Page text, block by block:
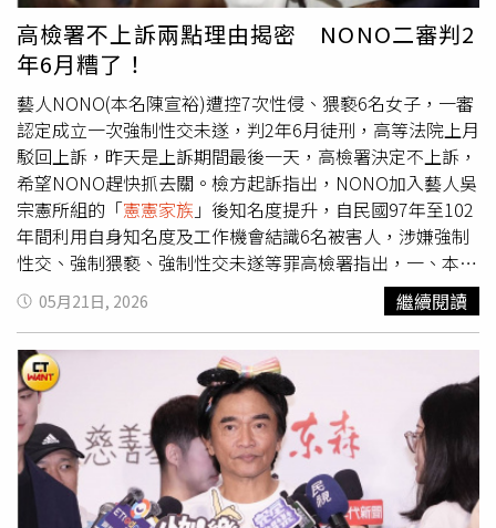
克。她透露，送醫時血壓一度驟降至30多，多重器官功能受
到影響，必須緊急接受洗腎治療搶命。面對「葉克膜」、
「洗腎」、「插管」等關鍵字接連出現，雖努力保持清醒，
仍難敵劇烈疼痛與極度虛弱，隨後被送進加護病房搶救。由
於血管難以尋找，醫護人員只能從頸部注射升壓劑、抗生素
及點滴。她形容，當時全身插滿管路，高燒、疼痛與意識模
糊交錯，甚至分不清白天與黑夜。在加護病房的11天裡，讓
温嵐深刻體會生命的脆弱與珍貴。她坦言，過去習以為常的
呼吸、進食、下床走路，都變成必須努力爭取的事，「那段
時間充滿前所未有的恐懼，也是我人生第一次如此真切感受
到死亡離自己這麼近」。温嵐病癒返家後，特別發文感謝好
友及男友雷諾輪流照顧陪伴。圖／原住民族電視台提供）病
情逐漸穩定後，温嵐也特別感謝醫療團隊全力搶救，以及一
路陪伴自己的家人與朋友。她透露，弟弟每天奔波於醫院與
工作之間，經紀人協助處理演唱會及工作延期事宜，好友及
男友雷諾輪流照顧陪伴，最艱難的時刻感受到自己並非孤軍
奮戰。
高檢署不上訴兩點理由揭密 NONO二審判2
年6月糟了！
藝人NONO(本名陳宣裕)遭控7次性侵、猥褻6名女子，一審
認定成立一次強制性交未遂，判2年6月徒刑，高等法院上月
駁回上訴，昨天是上訴期間最後一天，高檢署決定不上訴，
希望NONO趕快抓去關。檢方起訴指出，NONO加入藝人吳
宗憲所組的「憲憲家族 」後知名度提升，自民國97年至102
年間利用自身知名度及工作機會結識6名被害人，涉嫌強制
性交、強制猥褻、強制性交未遂等罪高檢署指出，一、本件
被告陳宣裕所犯妨害性自主案件，關於部分告訴人經第二審
法院維持第一審所為無罪諭知部分，認無合於刑事妥速審判
法第 9 條規定而得為合法提起第三審上訴之理由，不再提起
第三審上訴。二、至第一審法院就被告所犯強制性交未遂而
科處有期徒刑 2 年 6 月，第二審法院以第一審科刑並無違誤
或不當而駁回檢察官上訴部分，核其理由難認有何違背法令
之情事而得為提起第三審上訴之理由，此部分亦不再提起上
訴，俾判決早日確定以利執行。
05月21日, 2026 繼續閱讀